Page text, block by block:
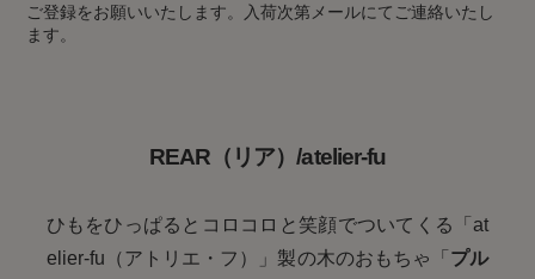
ご登録をお願いいたします。入荷次第メールにてご連絡いたし
ます。
REAR（リア）/atelier-fu
ひもをひっぱるとコロコロと笑顔でついてくる「at
elier-fu（アトリエ・フ）」製の木のおもちゃ「 プル